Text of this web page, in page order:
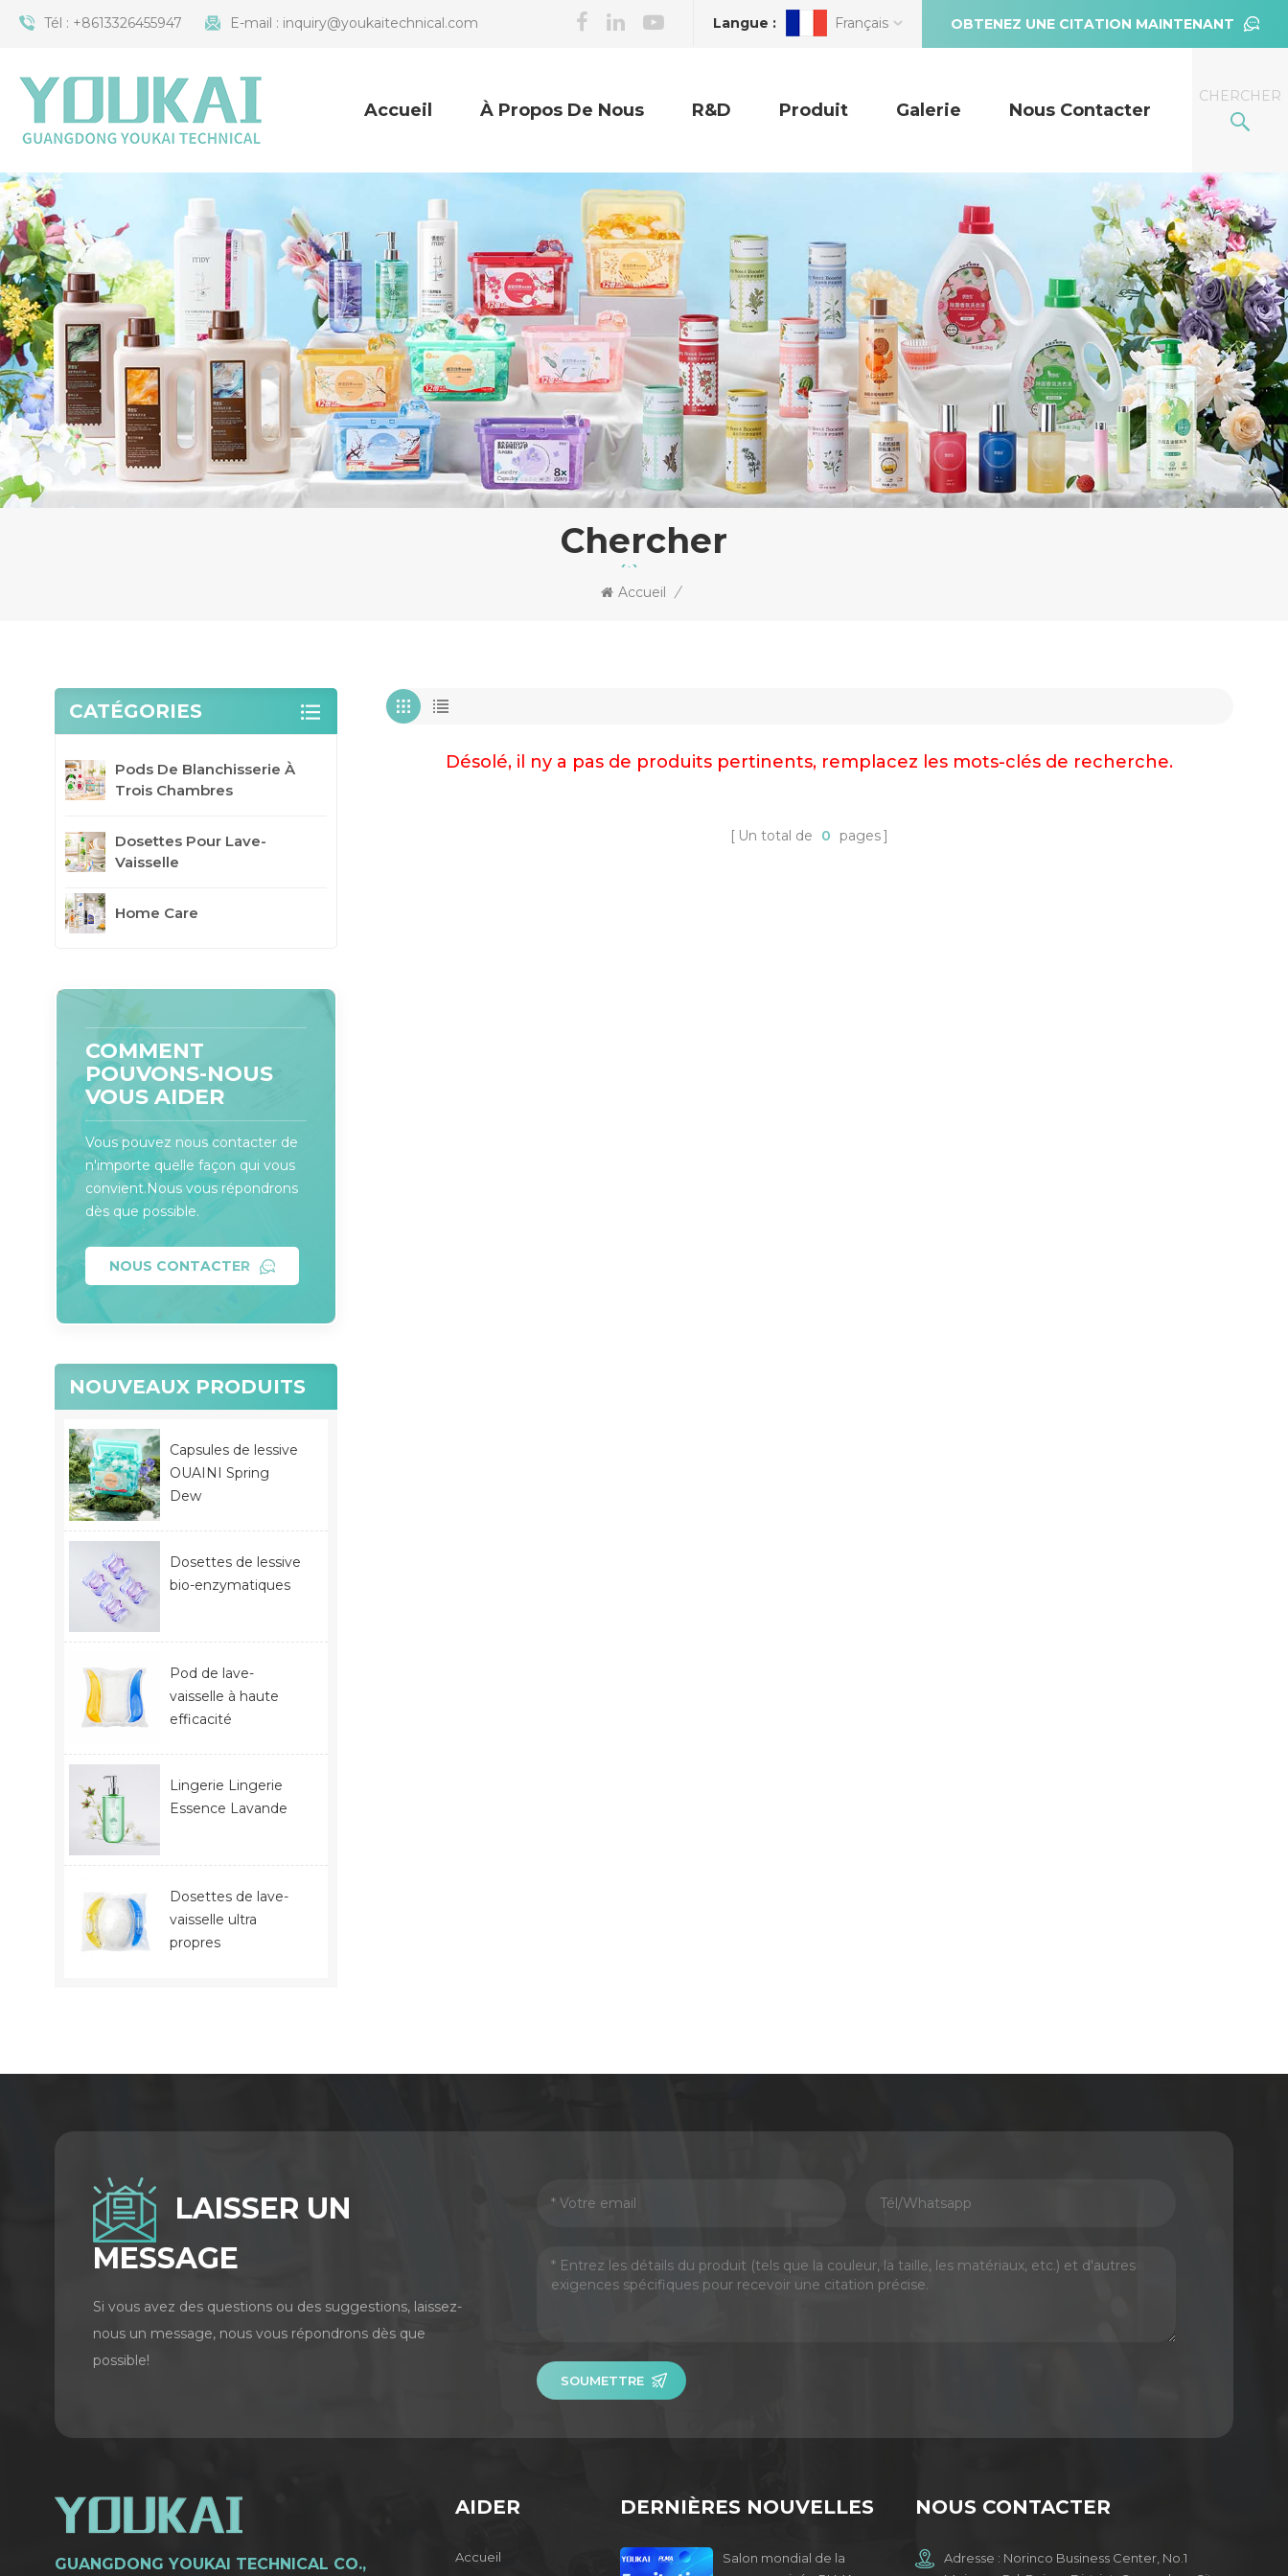
Tél : +8613326455947 E-mail : inquiry@youkaitechnical.com OBTENEZ UNE CITATION MAINTENANT
Langue : Français
CHERCHER
Accueil À Propos De Nous R&D Produit Galerie Nous Contacter
Chercher
Accueil /
Désolé, il ny a pas de produits pertinents, remplacez les mots-clés de recherche.
Un total de 0 pages
CATÉGORIES
Pods De Blanchisserie À
Trois Chambres
Dosettes Pour Lave-
Vaisselle
Home Care
COMMENT
POUVONS-NOUS
VOUS AIDER
Vous pouvez nous contacter de
n'importe quelle façon qui vous
convient.Nous vous répondrons
dès que possible.
NOUS CONTACTER
NOUVEAUX PRODUITS
Capsules de lessive
OUAINI Spring
Dew
Dosettes de lessive
bio-enzymatiques
Pod de lave-
vaisselle à haute
efficacité
Lingerie Lingerie
Essence Lavande
Dosettes de lave-
vaisselle ultra
propres
LAISSER UN
MESSAGE
Si vous avez des questions ou des suggestions, laissez-
nous un message, nous vous répondrons dès que
possible!
SOUMETTRE
GUANGDONG YOUKAI TECHNICAL CO.,
NOUS CONTACTER
Adresse : Norinco Business Center, No.1
AIDER
Accueil
DERNIÈRES NOUVELLES
Salon mondial de la